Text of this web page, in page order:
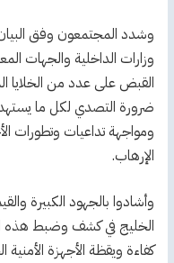
وشدد المجتمعون وفق
وزارات الداخلية والجهات
القبض على عدد من الخلايا
ضرورة التصدي لكل ما
ومواجهة تداعيات وتطورات
الإرهاب.
وأشادوا بالجهود الكبيرة
الخليج في كشف وضبط هذه
كفاءة ويقظة الأجهزة الأمنية